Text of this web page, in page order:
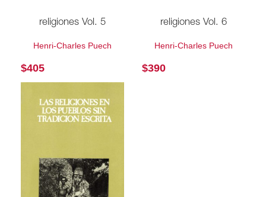
religiones Vol. 5
Henri-Charles Puech
$405
religiones Vol. 6
Henri-Charles Puech
$390